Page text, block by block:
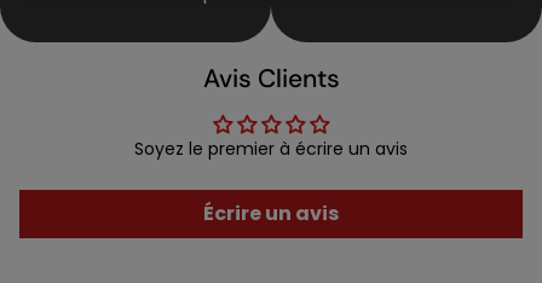
Avis Clients
Soyez le premier à écrire un avis
Écrire un avis